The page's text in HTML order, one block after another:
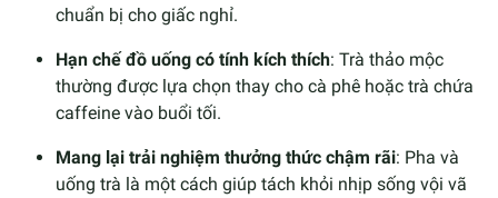
chuẩn bị cho giấc nghỉ.
Hạn chế đồ uống có tính kích thích: Trà thảo mộc
thường được lựa chọn thay cho cà phê hoặc trà chứa
caffeine vào buổi tối.
Mang lại trải nghiệm thưởng thức chậm rãi: Pha và
uống trà là một cách giúp tách khỏi nhịp sống vội vã